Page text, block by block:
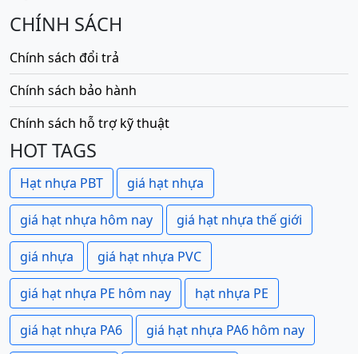
CHÍNH SÁCH
Chính sách đổi trả
Chính sách bảo hành
Chính sách hỗ trợ kỹ thuật
HOT TAGS
Hạt nhựa PBT giá hạt nhựa
giá hạt nhựa hôm nay giá hạt nhựa thế giới
giá nhựa giá hạt nhựa PVC
giá hạt nhựa PE hôm nay hạt nhựa PE
giá hạt nhựa PA6 giá hạt nhựa PA6 hôm nay